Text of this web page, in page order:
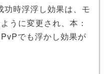
功時浮浮し効果は、モ
うに変更され、本：
でも浮かし効果が